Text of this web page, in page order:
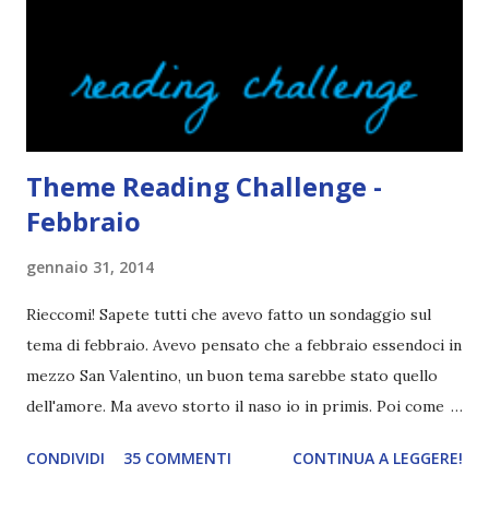
dei libri sono dei grandi lettori, fatto sta che io non ho mai
trovato una scena in ...
Theme Reading Challenge -
Febbraio
gennaio 31, 2014
Rieccomi! Sapete tutti che avevo fatto un sondaggio sul
tema di febbraio. Avevo pensato che a febbraio essendoci in
mezzo San Valentino, un buon tema sarebbe stato quello
dell'amore. Ma avevo storto il naso io in primis. Poi come
più difficili e fare decidere a voi lettori tra storie d'amore
CONDIVIDI 35 COMMENTI CONTINUA A LEGGERE!